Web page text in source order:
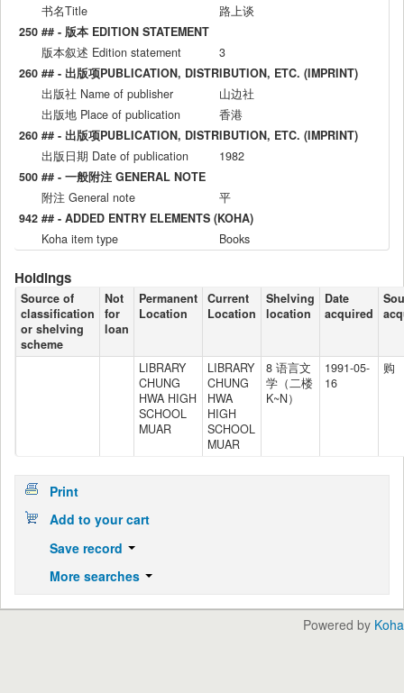
书名Title
路上谈
250 ## - 版本 EDITION STATEMENT
版本叙述 Edition statement
3
260 ## - 出版项PUBLICATION, DISTRIBUTION, ETC. (IMPRINT)
出版社 Name of publisher
山边社
出版地 Place of publication
香港
260 ## - 出版项PUBLICATION, DISTRIBUTION, ETC. (IMPRINT)
出版日期 Date of publication
1982
500 ## - 一般附注 GENERAL NOTE
附注 General note
平
942 ## - ADDED ENTRY ELEMENTS (KOHA)
Koha item type
Books
Holdings
Source of
classification
or shelving
scheme
Not
for
loan
Permanent
Location
Current
Location
Shelving
location
Date
acquired
LIBRARY
CHUNG
HWA HIGH
SCHOOL
MUAR
LIBRARY
CHUNG
HWA
HIGH
SCHOOL
MUAR
8 语言文
学（二楼
K~N）
1991-05-
16
购
Print
Add to your cart
Save record
More searches
Powered by Koha